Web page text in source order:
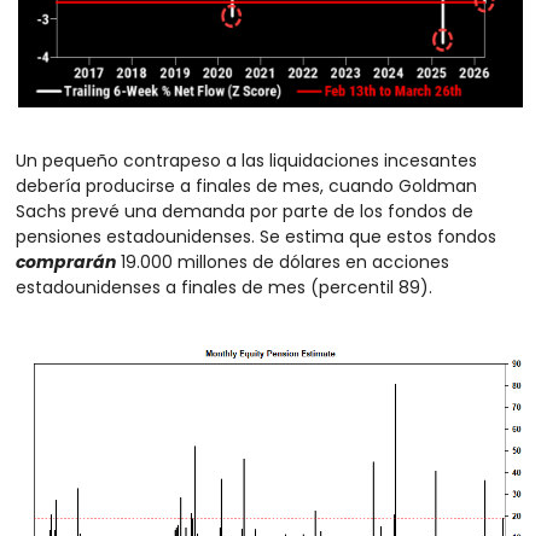
Un pequeño contrapeso a las liquidaciones incesantes
debería producirse a finales de mes, cuando Goldman
Sachs prevé una demanda por parte de los fondos de
comprarán 19.000 millones de dólares en acciones
estadounidenses a finales de mes (percentil 89).